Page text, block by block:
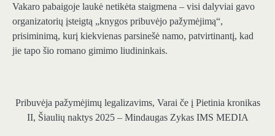
Vakaro pabaigoje laukė netikėta staigmena – visi dalyviai gavo
organizatorių įsteigtą „knygos pribuvėjo pažymėjimą“,
prisiminimą, kurį kiekvienas parsinešė namo, patvirtinantį, kad
jie tapo šio romano gimimo liudininkais.
Pribuvėja pažymėjimų legalizavims, Varai če į Pietinia kronikas
II, Šiaulių naktys 2025 – Mindaugas Zykas IMS MEDIA